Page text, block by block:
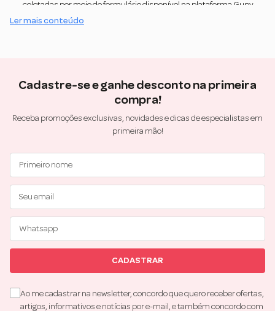
coletadas por meio do formulário disponível na plataforma Gupy
(link na página “Trabalhe Conosco”), como nome, e-mail, telefone,
Dados pessoais coletados para registro do
empregado, em atendimento à legislação trabalhista e execução do
contrato de trabalho.
Coletamos dados pessoais de todos os usuários da rede cabeada e
Wi-Fi disponibilizada pela Forever Liss, com base em interesses
legítimos, para fins de monitoramento interno e/ou externo do
ambiente artificial disponibilizado.
dados pessoais sensíveis
serão devidamente observadas.
3. Mídias Sociais
A Forever Liss se utiliza também da Mídia Social para se comunicar e
terceiros como, por exemplo, o Facebook, Instagram, YouTube, Blog
Ler mais conteúdo
Cadastre-se e ganhe desconto na primeira
compra!
Receba promoções exclusivas, novidades e dicas de especialistas em
primeira mão!
CADASTRAR
Ao me cadastrar na newsletter, concordo que quero receber ofertas,
artigos, informativos e notícias por e-mail, e também concordo com